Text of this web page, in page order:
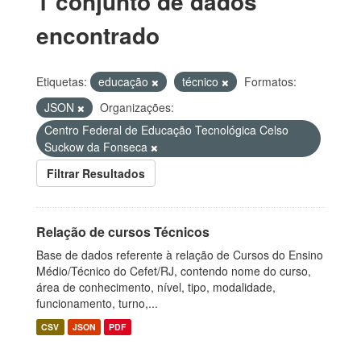
encontrado
Etiquetas: educação técnico
Formatos:
JSON
Organizações:
Centro Federal de Educação Tecnológica Celso
Suckow da Fonseca
Filtrar Resultados
Relação de cursos Técnicos
Base de dados referente à relação de Cursos do Ensino
Médio/Técnico do Cefet/RJ, contendo nome do curso,
área de conhecimento, nível, tipo, modalidade,
funcionamento, turno,...
CSV JSON PDF